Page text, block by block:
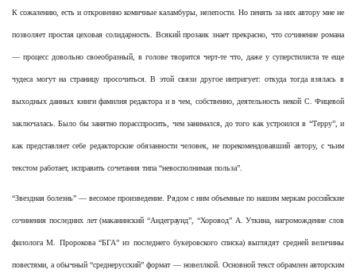
К сожалению, есть и откровенно комичные каламбуры, нелепости. Но пенять за них автору мне не
позволяет простая цеховая солидарность. Всякий прозаик знает прекрасно, что сочинение романа
— процесс довольно своеобразный, в голове творится черт-те что, даже у суперстилиста те еще
чудеса могут на страницу просочиться. В этой связи другое интригует: откуда тогда взялась в
выходных данных книги фамилия редактора и в чем, собственно, деятельность некой С. Фицевой
заключалась. Было бы занятно порасспросить, чем занимался, до того как устроился в “Терру”, и
как представляет себе редакторские обязанности человек, не порекомендовавший автору, с чьим
текстом работает, исправить сочетания типа “невосполнимая польза”.
“Звездная болезнь” — весомое произведение. Рядом с ним объемные по нашим меркам российские
сочинения последних лет (маканинский “Андеграунд”, “Хоровод” А. Уткина, нагромождение слов
филолога М. Пророкова “БГА” из последнего букеровского списка) выглядят средней величины
повестями, а обычный “среднерусский” формат — новеллкой. Основной текст обрамлен авторским